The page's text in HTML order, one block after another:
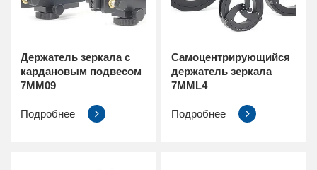
Держатель зеркала с
кардановым подвесом
7MM09
Подробнее
Самоцентрирующийся
держатель зеркала
7MML4
Подробнее